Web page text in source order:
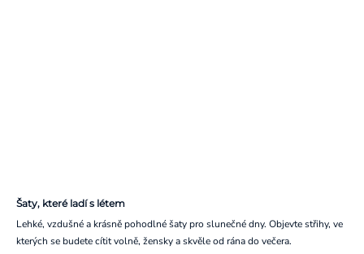
Šaty, které ladí s létem
Lehké, vzdušné a krásně pohodlné šaty pro slunečné dny. Objevte střihy, ve
kterých se budete cítit volně, žensky a skvěle od rána do večera.